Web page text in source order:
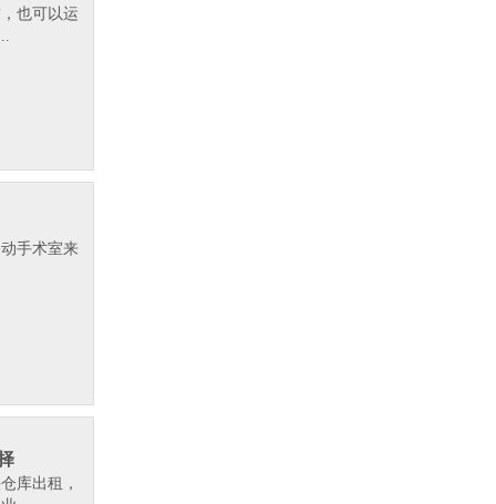
也可以运
手术室来
库出租，